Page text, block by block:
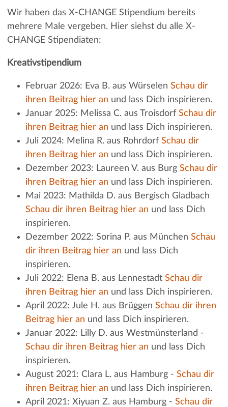
Wir haben das X-CHANGE Stipendium bereits
mehrere Male vergeben. Hier siehst du alle X-
CHANGE Stipendiaten:
Kreativstipendium
Februar 2026: Eva B. aus Würselen Schau dir
ihren Beitrag hier an und lass Dich inspirieren.
Januar 2025: Melissa C. aus Troisdorf Schau dir
ihren Beitrag hier an und lass Dich inspirieren.
Juli 2024: Melina R. aus Rohrdorf Schau dir
ihren Beitrag hier an und lass Dich inspirieren.
Dezember 2023: Laureen V. aus Burg Schau dir
ihren Beitrag hier an und lass Dich inspirieren.
Mai 2023: Mathilda D. aus Bergisch Gladbach
Schau dir ihren Beitrag hier an und lass Dich
inspirieren.
Dezember 2022: Sorina P. aus München Schau
dir ihren Beitrag hier an und lass Dich
inspirieren.
Juli 2022: Elena B. aus Lennestadt Schau dir
ihren Beitrag hier an und lass Dich inspirieren.
April 2022: Jule H. aus Brüggen Schau dir ihren
Beitrag hier an und lass Dich inspirieren.
Januar 2022: Lilly D. aus Westmünsterland -
Schau dir ihren Beitrag hier an und lass Dich
inspirieren.
August 2021: Clara L. aus Hamburg - Schau dir
ihren Beitrag hier an und lass Dich inspirieren.
April 2021: Xiyuan Z. aus Hamburg - Schau dir